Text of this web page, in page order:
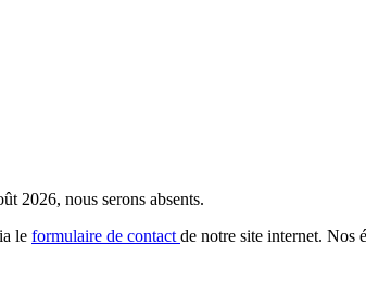
2026, nous serons absents.
le formulaire de contact de notre site internet. Nos